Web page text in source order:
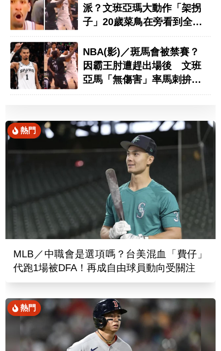
派？文班亞瑪大動作「架拐
子」20歲菜鳥在旁看到全嚇
NBA(影)／斑馬會被禁賽？
因霸王肘遭趕出場後 文班
亞馬「無傷害」率馬刺拚聽
熱門
MLB／中職會是選項嗎？台美混血「費仔」
代跑1場被DFA！再成自由球員動向受關注
熱門